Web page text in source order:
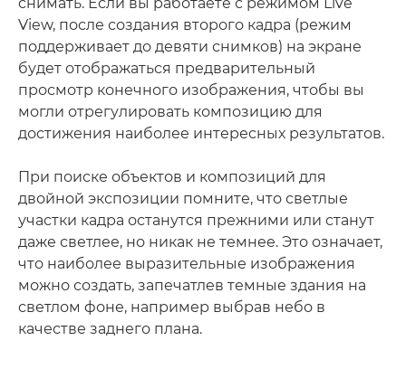
View, после создания второго кадра (режим
поддерживает до девяти снимков) на экране
будет отображаться предварительный
просмотр конечного изображения, чтобы вы
могли отрегулировать композицию для
достижения наиболее интересных результатов.
При поиске объектов и композиций для
двойной экспозиции помните, что светлые
участки кадра останутся прежними или станут
даже светлее, но никак не темнее. Это означает,
что наиболее выразительные изображения
можно создать, запечатлев темные здания на
светлом фоне, например выбрав небо в
качестве заднего плана.